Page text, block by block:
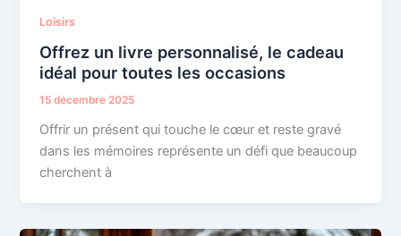
Loisirs
Offrez un livre personnalisé, le cadeau
idéal pour toutes les occasions
15 décembre 2025
Offrir un présent qui touche le cœur et reste gravé
dans les mémoires représente un défi que beaucoup
cherchent à